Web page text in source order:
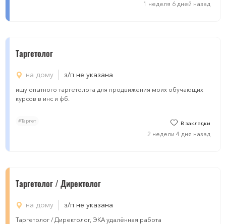
1 неделя 6 дней назад
Таргетолог
на дому з/п не указана
ищу опытного таргетолога для продвижения моих обучающих
курсов в инс и фб.
#Таргет В закладки
2 недели 4 дня назад
Таргетолог / Директолог
на дому з/п не указана
Таргетолог / Директолог, ЭКА удалённая работа